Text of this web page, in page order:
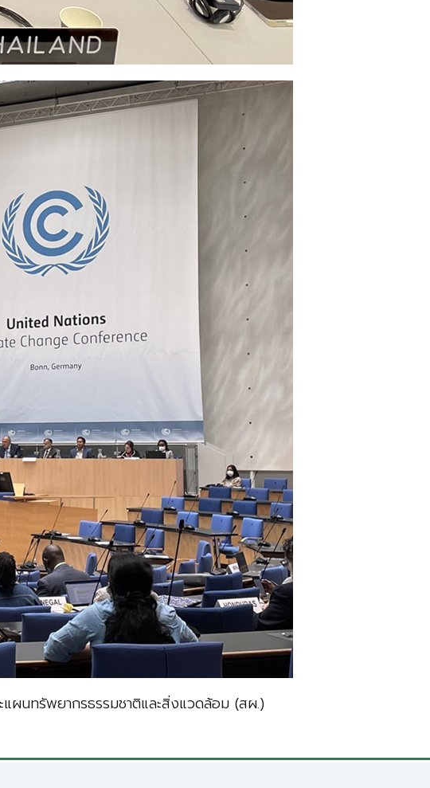
ผนทรัพยากรธรรมชาติและสิ่งแวดล้อม (สผ.)